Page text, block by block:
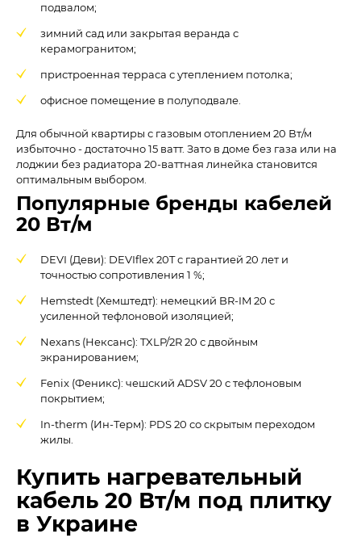
подвалом;
зимний сад или закрытая веранда с
керамогранитом;
пристроенная терраса с утеплением потолка;
офисное помещение в полуподвале.
Для обычной квартиры с газовым отоплением 20 Вт/м
избыточно - достаточно 15 ватт. Зато в доме без газа или на
лоджии без радиатора 20-ваттная линейка становится
оптимальным выбором.
Популярные бренды кабелей
20 Вт/м
DEVI (Деви): DEVIflex 20T с гарантией 20 лет и
точностью сопротивления 1 %;
Hemstedt (Хемштедт): немецкий BR-IM 20 с
усиленной тефлоновой изоляцией;
Nexans (Нексанс): TXLP/2R 20 с двойным
экранированием;
Fenix (Феникс): чешский ADSV 20 с тефлоновым
покрытием;
In-therm (Ин-Терм): PDS 20 со скрытым переходом
жилы.
Купить нагревательный
кабель 20 Вт/м под плитку
в Украине